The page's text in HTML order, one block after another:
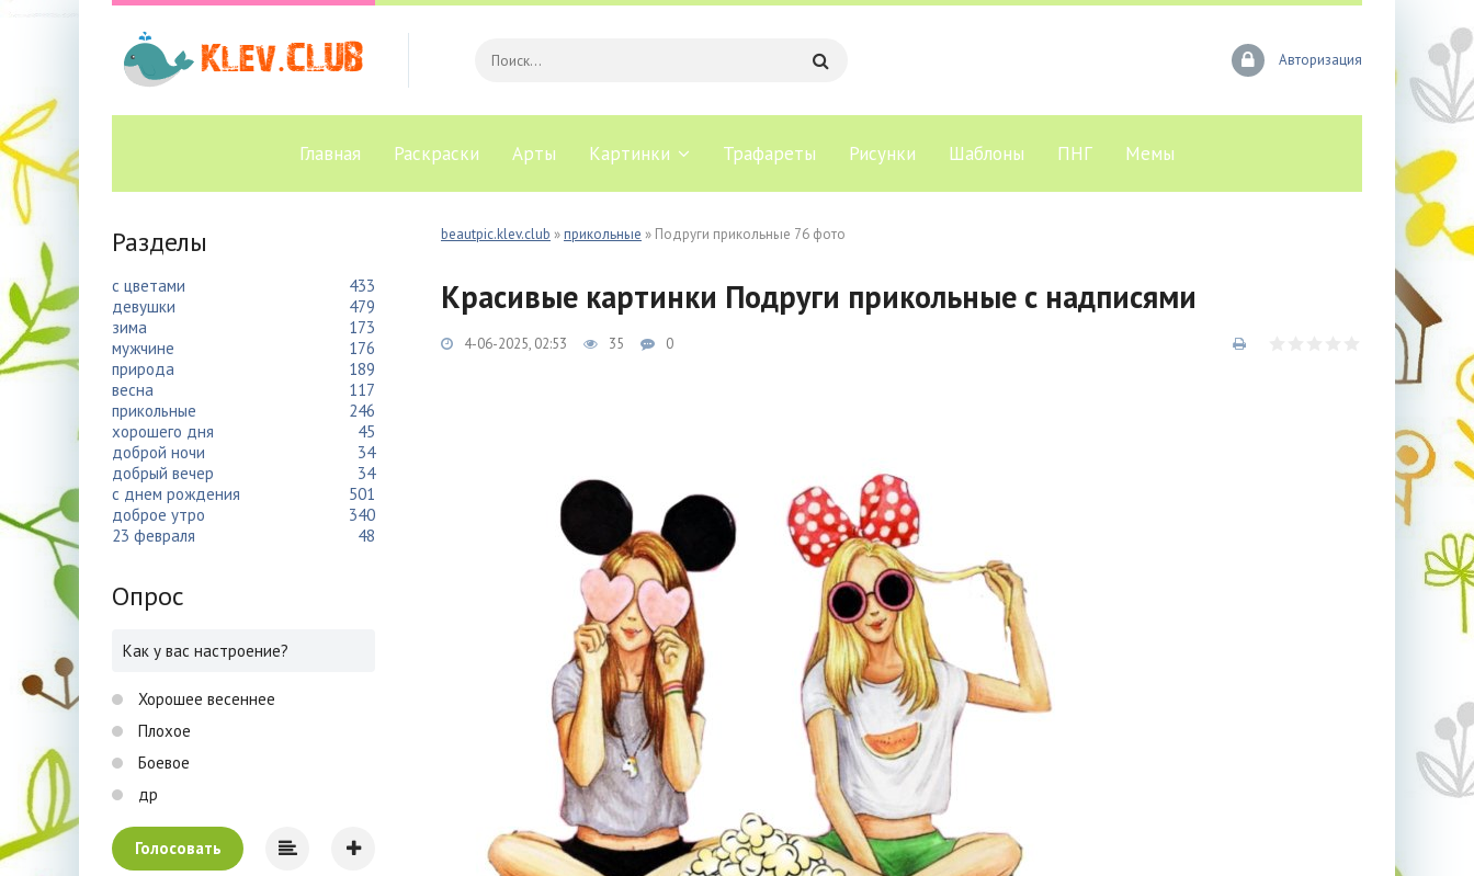
Авторизация
Главная Раскраски Арты Картинки Трафареты Рисунки Шаблоны ПНГ Мемы
beautpic.klev.club »прикольные » Подруги прикольные 76 фото
Красивые картинки Подруги прикольные с надписями
4-06-2025, 02:53 35 0
Разделы
с цветами
433
девушки
479
зима
173
мужчине
176
природа
189
весна
117
прикольные
246
хорошего дня
45
доброй ночи
34
добрый вечер
34
с днем рождения
501
доброе утро
340
23 февраля
48
Опрос
Как у вас настроение?
Хорошее весеннее
Плохое
Боевое
др
Голосовать